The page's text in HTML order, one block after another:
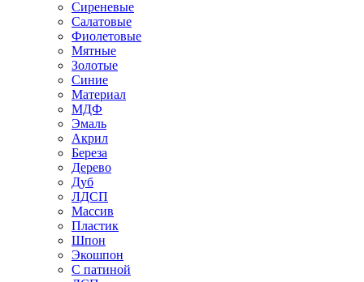
Сиреневые
Салатовые
Фиолетовые
Мятные
Золотые
Синие
Материал
МДФ
Эмаль
Акрил
Береза
Дерево
Дуб
ЛДСП
Массив
Пластик
Шпон
Экошпон
С патиной